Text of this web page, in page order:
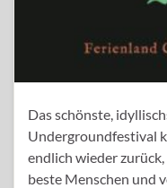
Das schönste,
Undergroundfestival
endlich wieder
beste Menschen und